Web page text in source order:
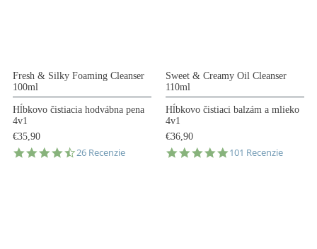
Fresh & Silky Foaming Cleanser
100ml
Hĺbkovo čistiacia hodvábna pena
4v1
€35,90
4.7
26 Recenzie
Sweet & Creamy Oil Cleanser
110ml
Hĺbkovo čistiaci balzám a mlieko
4v1
€36,90
4.9
101 Recenzie